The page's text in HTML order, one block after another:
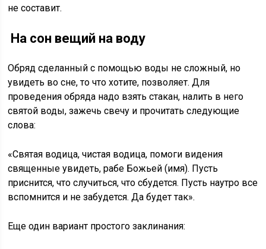
не составит.
На сон вещий на воду
Обряд сделанный с помощью воды не сложный, но
увидеть во сне, то что хотите, позволяет. Для
проведения обряда надо взять стакан, налить в него
святой воды, зажечь свечу и прочитать следующие
слова:
«Святая водица, чистая водица, помоги видения
священные увидеть, рабе Божьей (имя). Пусть
приснится, что случиться, что сбудется. Пусть наутро все
вспомнится и не забудется. Да будет так».
Еще один вариант простого заклинания: